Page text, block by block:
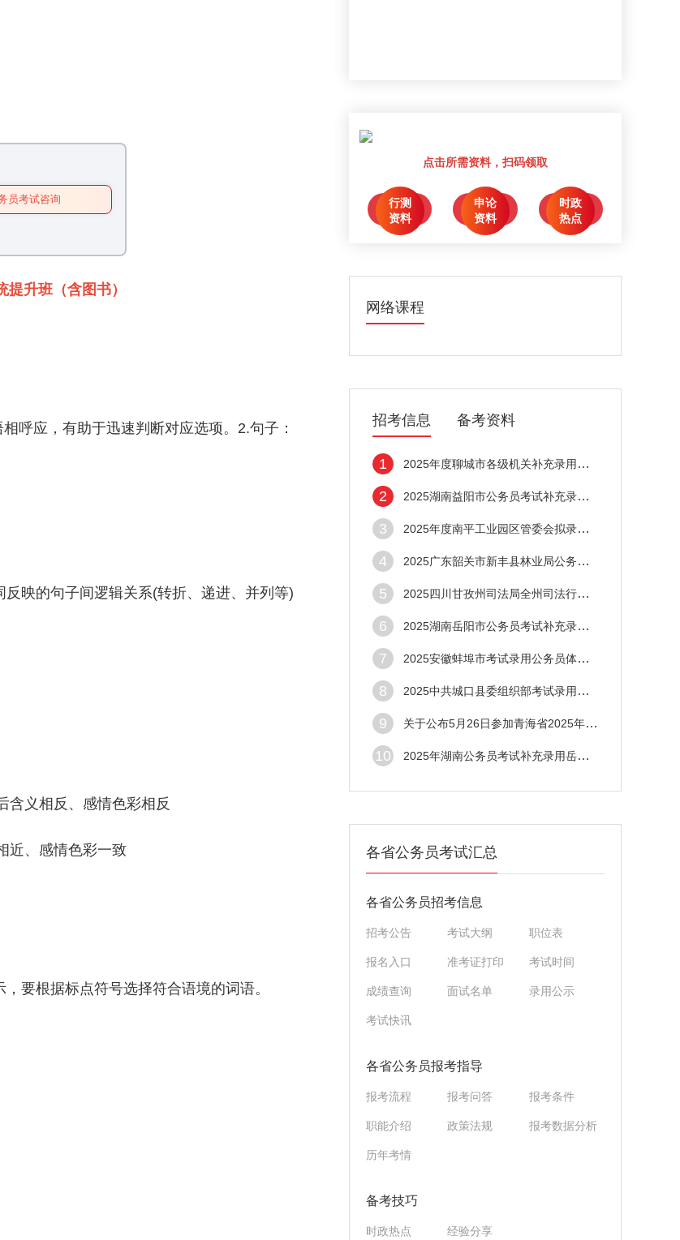
员考试咨询
升班（含图书）
呼应，有助于迅速判断对应选项。2.句子：
映的句子间逻辑关系(转折、递进、并列等)
义相反、感情色彩相反
、感情色彩一致
要根据标点符号选择符合语境的词语。
点击所需资料，扫码领取
行测
资料
点击领取
申论
资料
点击领取
时政
热点
点击领取
网络课程
招考信息 备考资料
1 2025年度聊城市各级机关补充录用公务员面试
2 2025湖南益阳市公务员考试补充录用资格审查
3 2025年度南平工业园区管委会拟录用人员公示
4 2025广东韶关市新丰县林业局公务员拟录用公
5 2025四川甘孜州司法局全州司法行政系统公务
6 2025湖南岳阳市公务员考试补充录用资格审查
7 2025安徽蚌埠市考试录用公务员体检结果通知
8 2025中共城口县委组织部考试录用公务员拟录
9 关于公布5月26日参加青海省2025年公开考录
10 2025年湖南公务员考试补充录用岳阳考区资格
各省公务员考试汇总
各省公务员招考信息
招考公告 考试大纲 职位表
报名入口 准考证打印 考试时间
成绩查询 面试名单 录用公示
考试快讯
各省公务员报考指导
报考流程 报考问答 报考条件
职能介绍 政策法规 报考数据分析
历年考情
备考技巧
时政热点 经验分享